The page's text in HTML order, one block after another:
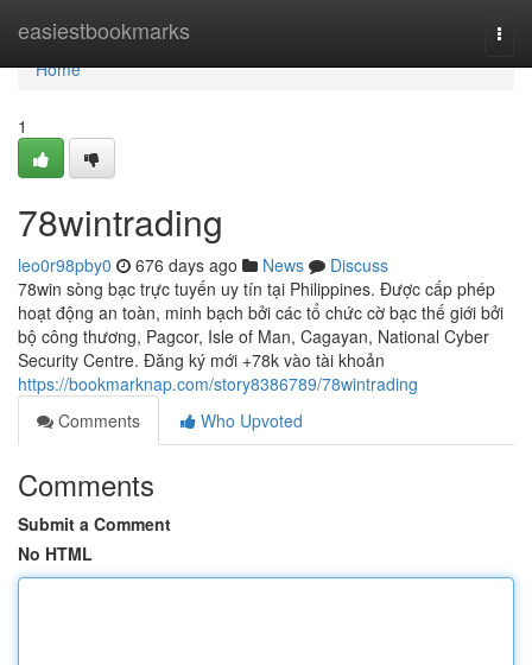
easiestbookmarks
Home
Home
1
78wintrading
leo0r98pby0 676 days ago News
Discuss
78win sòng bạc trực tuyến uy tín tại Philippines. Được cấp phép
hoạt động an toàn, minh bạch bởi các tổ chức cờ bạc thế giới bởi
bộ công thương, Pagcor, Isle of Man, Cagayan, National Cyber
Security Centre. Đăng ký mới +78k vào tài khoản
https://bookmarknap.com/story8386789/78wintrading
Comments
Who Upvoted
Comments
Submit a Comment
No HTML